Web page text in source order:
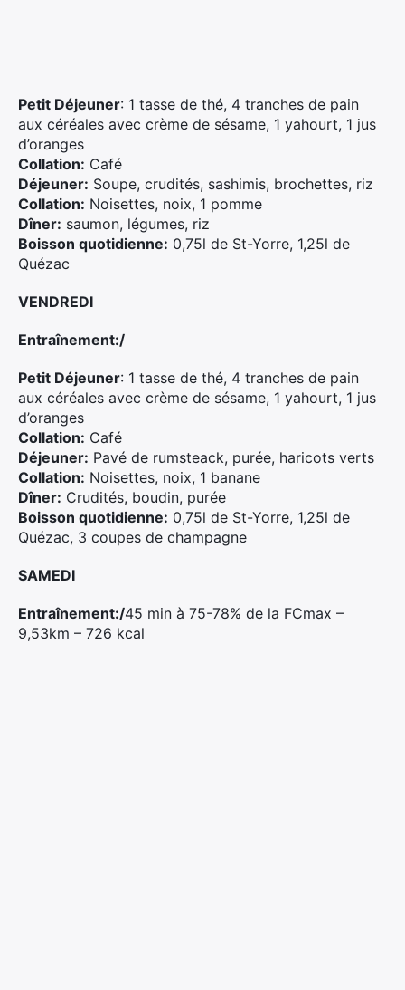
Petit Déjeuner: 1 tasse de thé, 4 tranches de pain
aux céréales avec crème de sésame, 1 yahourt, 1 jus
d’oranges
Collation: Café
Déjeuner: Soupe, crudités, sashimis, brochettes, riz
Collation: Noisettes, noix, 1 pomme
Dîner: saumon, légumes, riz
Boisson quotidienne: 0,75l de St-Yorre, 1,25l de
Quézac
VENDREDI
Entraînement:/
Petit Déjeuner: 1 tasse de thé, 4 tranches de pain
aux céréales avec crème de sésame, 1 yahourt, 1 jus
d’oranges
Collation: Café
Déjeuner: Pavé de rumsteack, purée, haricots verts
Collation: Noisettes, noix, 1 banane
Dîner: Crudités, boudin, purée
Boisson quotidienne: 0,75l de St-Yorre, 1,25l de
Quézac, 3 coupes de champagne
SAMEDI
Entraînement:/45 min à 75-78% de la FCmax –
9,53km – 726 kcal